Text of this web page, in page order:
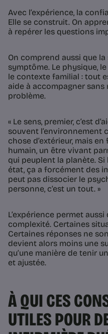
Avec l’expérience, la
Elle se construit. On
à repérer les questions
On comprend aussi que
symptôme. Le physique,
le contexte familial : tout
aide à accompagner
problème.
« Le sens, premier, c’est
souvent l’environnement
chose d’extérieur, mais
humain, un être vivant
qui peuplent la planète.
état, ça a forcément des
peut pas dissocier le
personne, c’est un tout. »
L’expérience permet
complexité. Certaines
Certaines réponses ne
devient alors moins une
qu’une manière de tenir
et ajustée.
À QUI CES
UTILES POUR